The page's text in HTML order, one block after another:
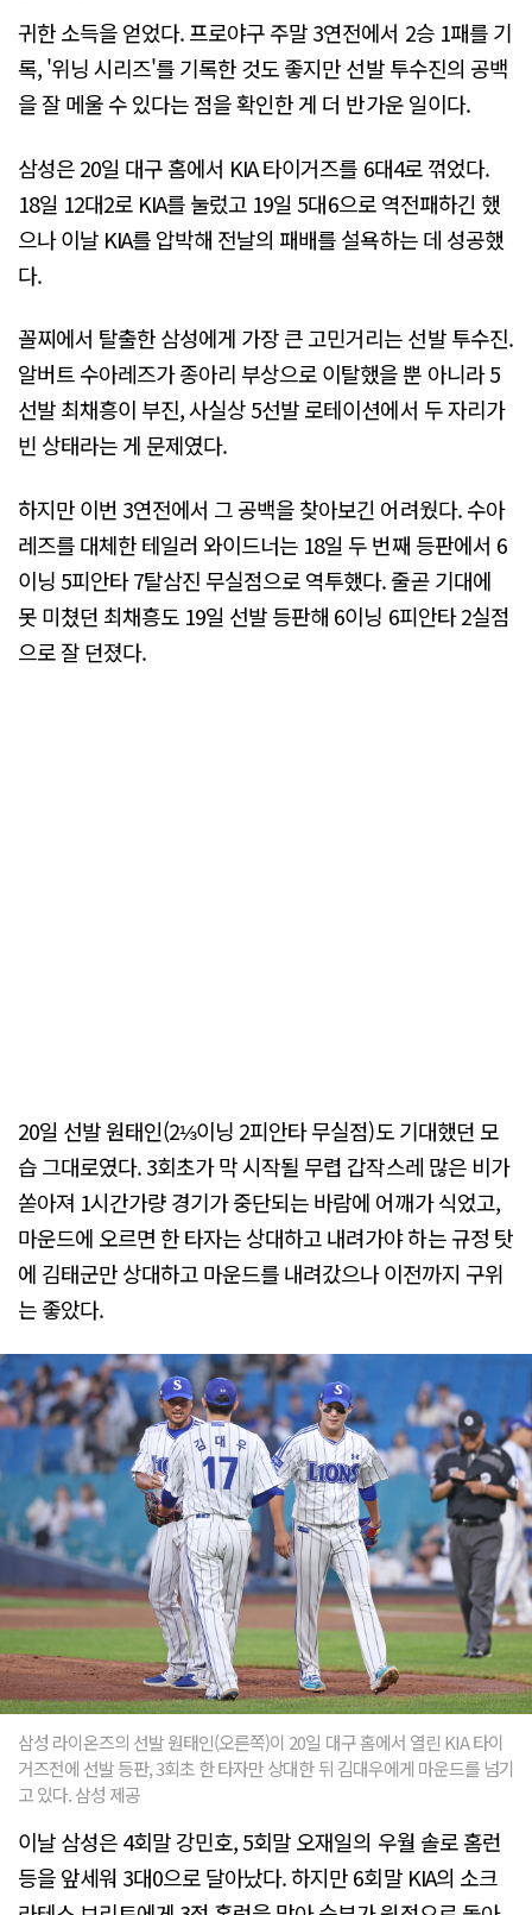
귀한 소득을 얻었다. 프로야구 주말 3연전에서 2승 1패를 기
록, '위닝 시리즈'를 기록한 것도 좋지만 선발 투수진의 공백
을 잘 메울 수 있다는 점을 확인한 게 더 반가운 일이다.
삼성은 20일 대구 홈에서 KIA 타이거즈를 6대4로 꺾었다.
18일 12대2로 KIA를 눌렀고 19일 5대6으로 역전패하긴 했
으나 이날 KIA를 압박해 전날의 패배를 설욕하는 데 성공했
다.
꼴찌에서 탈출한 삼성에게 가장 큰 고민거리는 선발 투수진.
알버트 수아레즈가 종아리 부상으로 이탈했을 뿐 아니라 5
선발 최채흥이 부진, 사실상 5선발 로테이션에서 두 자리가
빈 상태라는 게 문제였다.
하지만 이번 3연전에서 그 공백을 찾아보긴 어려웠다. 수아
레즈를 대체한 테일러 와이드너는 18일 두 번째 등판에서 6
이닝 5피안타 7탈삼진 무실점으로 역투했다. 줄곧 기대에
못 미쳤던 최채흥도 19일 선발 등판해 6이닝 6피안타 2실점
으로 잘 던졌다.
20일 선발 원태인(2⅓이닝 2피안타 무실점)도 기대했던 모
습 그대로였다. 3회초가 막 시작될 무렵 갑작스레 많은 비가
쏟아져 1시간가량 경기가 중단되는 바람에 어깨가 식었고,
마운드에 오르면 한 타자는 상대하고 내려가야 하는 규정 탓
에 김태군만 상대하고 마운드를 내려갔으나 이전까지 구위
는 좋았다.
삼성 라이온즈의 선발 원태인(오른쪽)이 20일 대구 홈에서 열린 KIA 타이
거즈전에 선발 등판, 3회초 한 타자만 상대한 뒤 김대우에게 마운드를 넘기
고 있다. 삼성 제공
이날 삼성은 4회말 강민호, 5회말 오재일의 우월 솔로 홈런
등을 앞세워 3대0으로 달아났다. 하지만 6회말 KIA의 소크